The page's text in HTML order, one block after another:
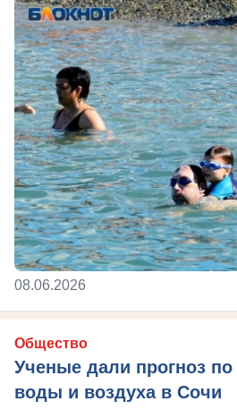
08.06.2026
Общество
Ученые дали прогноз по
воды и воздуха в Сочи